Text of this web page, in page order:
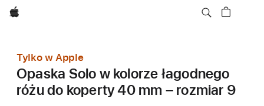
Apple
Tylko w Apple
Opaska Solo w kolorze łagodnego
różu do koperty 40 mm – rozmiar 9